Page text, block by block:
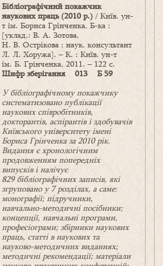
Бібліографічний покажчик
наукових праць (2010 р.) / Київ. ун-
т ім. Бориса Грінченка, Б‑ка ;
[уклад.: В. А. Зотова,
Н. В. Острікова ; наук. консультант
Л. Л. Хоружа]. – К. : Київ. ун-т
ім. Б. Грінченка, 2011. – 122 с.
Шифр зберігання 013 Б 59
У бібліографічному покажчику
систематизовано публікації
наукових співробітників,
докторантів, аспірантів і здобувачів
Київського університету імені
Бориса Грінченка за 2010 рік.
Видання є хронологічним
продовженням попередніх
випусків і налічує
829 бібліографічних записів, які
згруповано у 7 розділах, а саме:
монографії; підручники,
навчально-методичні посібники;
концепції, навчальні програми,
професіограми; збірники наукових
праць, статті в наукових та
науково-методичних виданнях;
методичні рекомендації; матеріали